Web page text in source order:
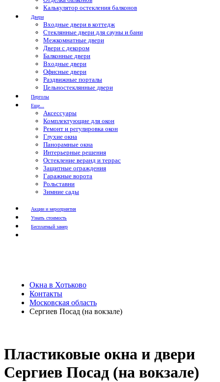
Калькулятор остекления балконов
Двери
Входные двери в коттедж
Стеклянные двери для сауны и бани
Межкомнатные двери
Двери с декором
Балконные двери
Входные двери
Офисные двери
Раздвижные порталы
Цельностеклянные двери
Перголы
Еще...
Аксессуары
Комплектующие для окон
Ремонт и регулировка окон
Глухие окна
Панорамные окна
Интерьерные решения
Остекление веранд и террас
Защитные ограждения
Гаражные ворота
Рольставни
Зимние сады
Акции и мероприятия
Узнать стоимость
Бесплатный замер
Окна в Хотьково
Контакты
Московская область
Сергиев Посад (на вокзале)
Пластиковые окна и двери
Сергиев Посад (на вокзале)